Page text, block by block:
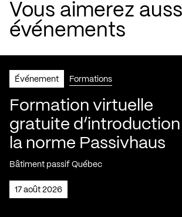
Vous aimerez
événements
Événement Formations
Formation virtuelle
gratuite d’introduction
la norme Passivhaus
Bâtiment passif Québec
17 août 2026